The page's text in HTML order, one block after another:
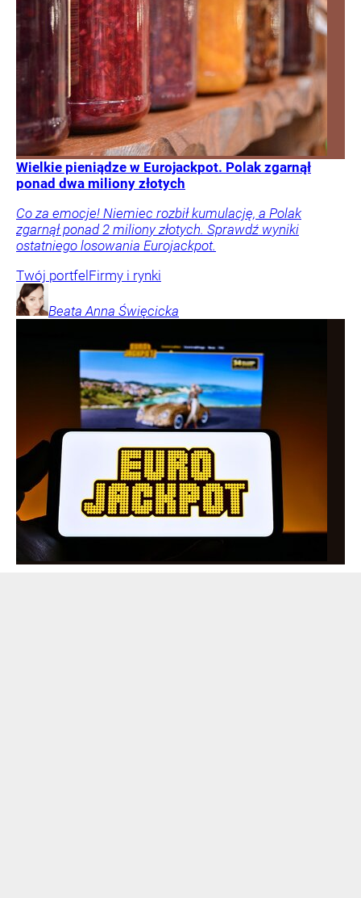
Wielkie pieniądze w Eurojackpot. Polak zgarnął
ponad dwa miliony złotych
Co za emocje! Niemiec rozbił kumulację, a Polak
zgarnął ponad 2 miliony złotych. Sprawdź wyniki
ostatniego losowania Eurojackpot.
Twój portfelFirmy i rynki
Beata Anna Święcicka